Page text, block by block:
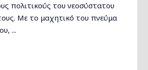
πολιτικούς του νεοσύστατου
Με το μαχητικό του πνεύμα
...